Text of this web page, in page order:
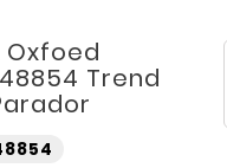
Oxfoed
Trend